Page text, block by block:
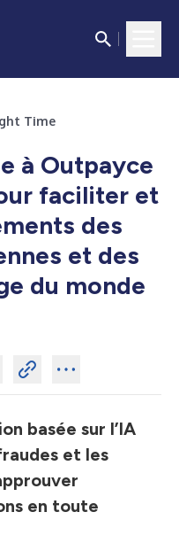
Time
à Outpayce
faciliter et
des
et des
du monde
basée sur l’IA
et les
en toute